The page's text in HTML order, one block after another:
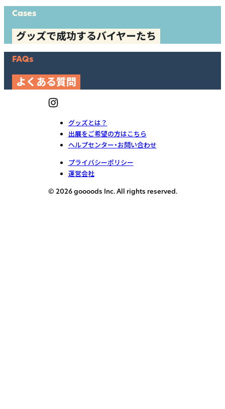
Cases
グッズで成功するバイヤーたち
FAQs
よくある質問
グッズとは？
出展をご希望の方はこちら
ヘルプセンター・お問い合わせ
プライバシーポリシー
運営会社
© 2026 goooods Inc. All rights reserved.